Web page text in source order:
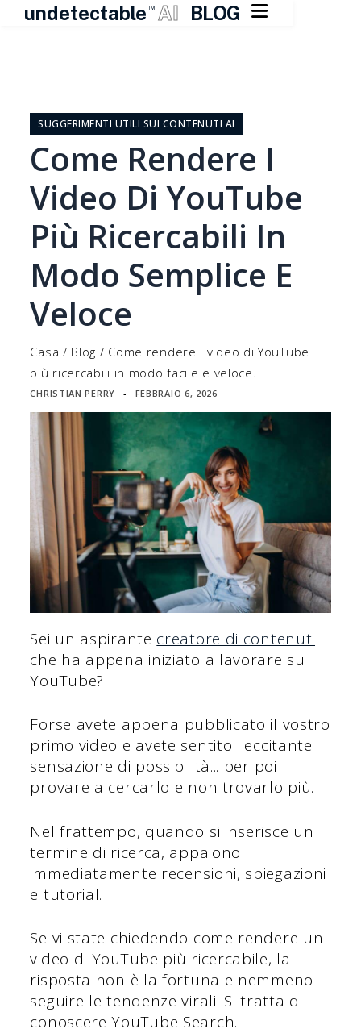
undetectable TM AI BLOG 
contenutoSUGGERIMENTI UTILI SUI CONTENUTI AI
Come Rendere I
Video Di YouTube
Più Ricercabili In
Modo Semplice E
Veloce
Casa / Blog / Come rendere i video di YouTube
più ricercabili in modo facile e veloce.
CHRISTIAN PERRY ▪ FEBBRAIO 6, 2026
Sei un aspirante creatore di contenuti
che ha appena iniziato a lavorare su
YouTube?
Forse avete appena pubblicato il vostro
primo video e avete sentito l'eccitante
sensazione di possibilità... per poi
provare a cercarlo e non trovarlo più.
Nel frattempo, quando si inserisce un
termine di ricerca, appaiono
immediatamente recensioni, spiegazioni
e tutorial.
Se vi state chiedendo come rendere un
video di YouTube più ricercabile, la
risposta non è la fortuna e nemmeno
seguire le tendenze virali. Si tratta di
conoscere YouTube Search.